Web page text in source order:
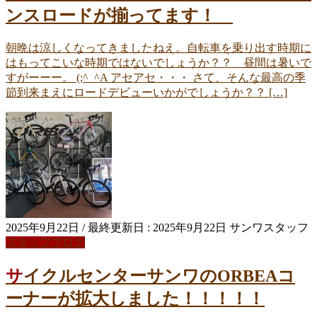
ンスロードが揃ってます！
朝晩は涼しくなってきましたねえ。自転車を乗り出す時期に
はもってこいな時期ではないでしょうか？？ 昼間は暑いで
すがーーー。 (;^_^A アセアセ・・・ さて、そんな最高の季
節到来まえにロードデビューいかがでしょうか？？ […]
2025年9月22日 / 最終更新日 : 2025年9月22日 サンワスタッフ
スタッフブログ
サイクルセンターサンワのORBEAコ
ーナーが拡大しました！！！！！